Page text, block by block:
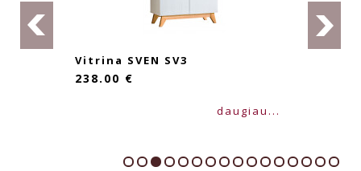
Vitrina SVEN SV3
238.00 €
daugiau...